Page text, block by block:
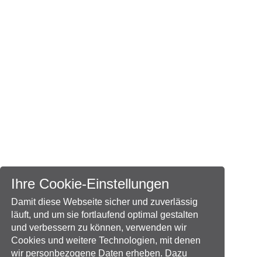
Ihre Cookie-Einstellungen
Damit diese Webseite sicher und zuverlässig
läuft, und um sie fortlaufend optimal gestalten
und verbessern zu können, verwenden wir
Cookies und weitere Technologien, mit denen
wir personbezogene Daten erheben. Dazu